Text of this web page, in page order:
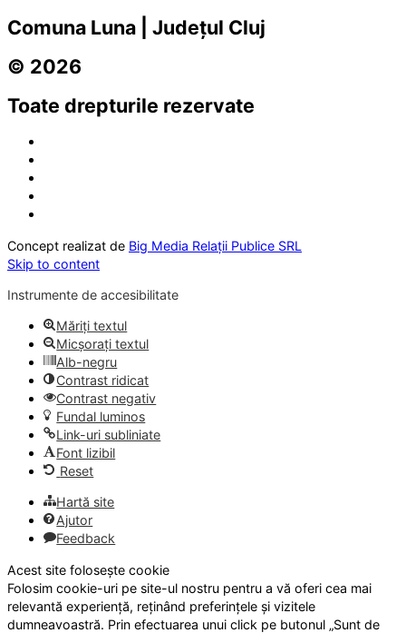
Comuna Luna | Județul Cluj
© 2026
Toate drepturile rezervate
Concept realizat de Big Media Relații Publice SRL
Skip to content
Instrumente de accesibilitate
Măriți textul
Micșorați textul
Alb-negru
Contrast ridicat
Contrast negativ
Fundal luminos
Link-uri subliniate
Font lizibil
Reset
Hartă site
Ajutor
Feedback
Acest site folosește cookie
Folosim cookie-uri pe site-ul nostru pentru a vă oferi cea mai
relevantă experiență, reținând preferințele și vizitele
dumneavoastră. Prin efectuarea unui click pe butonul „Sunt de